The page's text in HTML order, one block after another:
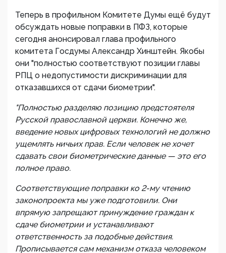
Теперь в профильном Комитете Думы ещё будут
обсуждать новые поправки в ПФЗ, которые
сегодня анонсировал глава профильного
комитета Госдумы Александр Хинштейн. Якобы
они "полностью соответствуют позиции главы
РПЦ о недопустимости дискриминации для
отказавшихся от сдачи биометрии".
"Полностью разделяю позицию предстоятеля
Русской православной церкви. Конечно же,
введение новых цифровых технологий не должно
ущемлять ничьих прав. Если человек не хочет
сдавать свои биометрические данные — это его
полное право.
Соответствующие поправки ко 2-му чтению
законопроекта мы уже подготовили. Они
впрямую запрещают принуждение граждан к
сдаче биометрии и устанавливают
ответственность за подобные действия.
Прописывается сам механизм отказа человеком